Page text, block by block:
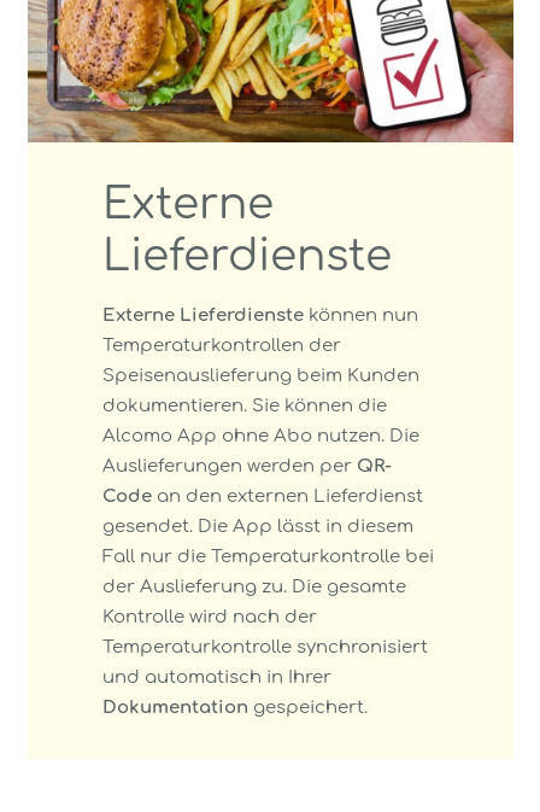
Externe
Lieferdienste
Externe Lieferdienstekönnen nun
Temperaturkontrollen der
Speisenauslieferung beim Kunden
dokumentieren. Sie können die
Alcomo App ohne Abo nutzen. Die
Auslieferungen werden per QR-
Codean den externen Lieferdienst
gesendet. Die App lässt in diesem
Fall nur die Temperaturkontrolle bei
der Auslieferung zu. Die gesamte
Kontrolle wird nach der
Temperaturkontrolle synchronisiert
und automatisch in Ihrer
Dokumentation gespeichert.